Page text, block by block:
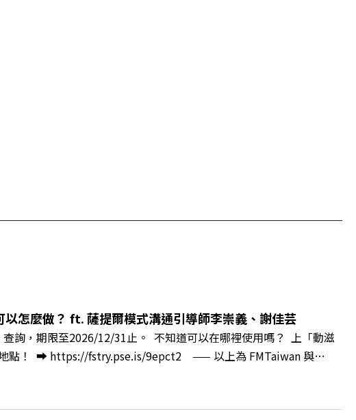
怎麼做？ ft. 薩提爾模式溝通引導師李崇義、謝佳芸
詢，期限至2026/12/31止。 不知道可以在哪裡使用嗎？ 上「動滋
地點！ ➡️ https://fstry.pse.is/9epct2 —— 以上為 FMTaiwan 與
己正遭受不友善的對待或霸凌嗎？當工作中的人際摩擦、怕輸怕失
人際互動底層的「職場冰山」。 本集《遠見 ON AIR》邀請到薩提
師，帶你透過「冰山理論」拆解職場上的對立與衝突，學會用「好